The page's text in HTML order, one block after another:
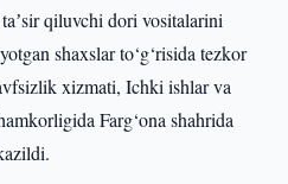
qiluvchi dori vositalarini
shaxslar to‘g‘risida tezkor
xizmati, Ichki ishlar va
Farg‘ona shahrida